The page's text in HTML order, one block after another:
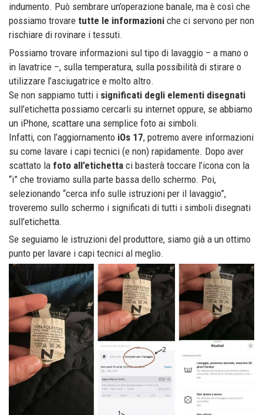
indumento. Può sembrare un’operazione banale, ma è così che
possiamo trovare tutte le informazioni che ci servono per non
rischiare di rovinare i tessuti.
Possiamo trovare informazioni sul tipo di lavaggio – a mano o
in lavatrice –, sulla temperatura, sulla possibilità di stirare o
utilizzare l’asciugatrice e molto altro.
Se non sappiamo tutti i significati degli elementi disegnati
sull’etichetta possiamo cercarli su internet oppure, se abbiamo
un iPhone, scattare una semplice foto ai simboli.
Infatti, con l’aggiornamento iOs 17, potremo avere informazioni
su come lavare i capi tecnici (e non) rapidamente. Dopo aver
scattato la foto all’etichetta ci basterà toccare l’icona con la
“i” che troviamo sulla parte bassa dello schermo. Poi,
selezionando “cerca info sulle istruzioni per il lavaggio”,
troveremo sullo schermo i significati di tutti i simboli disegnati
sull’etichetta.
Se seguiamo le istruzioni del produttore, siamo già a un ottimo
punto per lavare i capi tecnici al meglio.